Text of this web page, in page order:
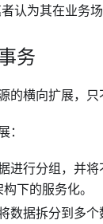
认为其在业务
务
横向扩展，只
进行分组，并
下的服务化。
数据拆分到多